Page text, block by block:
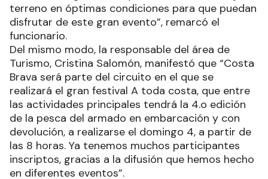
terreno en óptimas condiciones para que puedan
disfrutar de este gran evento”, remarcó el
funcionario.
Del mismo modo, la responsable del área de
Turismo, Cristina Salomón, manifestó que “Costa
Brava será parte del circuito en el que se
realizará el gran festival A toda costa, que entre
las actividades principales tendrá la 4.o edición
de la pesca del armado en embarcación y con
devolución, a realizarse el domingo 4, a partir de
las 8 horas. Ya tenemos muchos participantes
inscriptos, gracias a la difusión que hemos hecho
en diferentes eventos”.